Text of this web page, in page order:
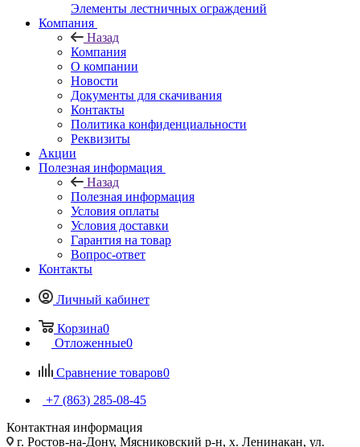
Элементы лестничных ограждений
Компания
Назад
Компания
О компании
Новости
Документы для скачивания
Контакты
Политика конфиденциальности
Реквизиты
Акции
Полезная информация
Назад
Полезная информация
Условия оплаты
Условия доставки
Гарантия на товар
Вопрос-ответ
Контакты
Личный кабинет
Корзина0
Отложенные0
Сравнение товаров0
+7 (863) 285-08-45
Контактная информация
г. Ростов-на-Дону, Мясниковский р-н, х. Ленинакан, ул.